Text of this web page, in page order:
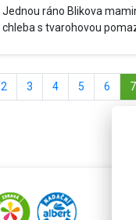
Jednou ráno Blikova
chleba s tvarohovou
2 3 4 5 6 7